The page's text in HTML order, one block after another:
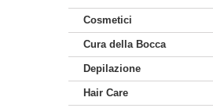
Cosmetici
Cura della Bocca
Depilazione
Hair Care